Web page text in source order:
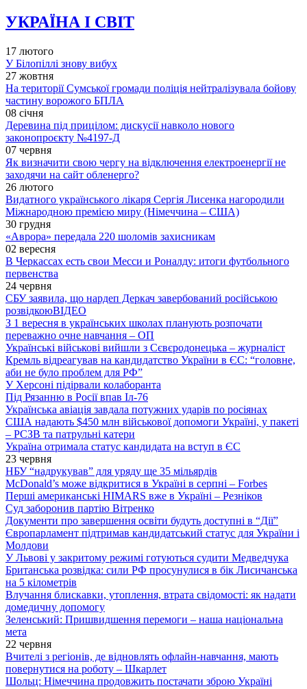
УКРАЇНА І СВІТ
17 лютого
У Білопіллі знову вибух
27 жовтня
На території Сумської громади поліція нейтралізувала бойову
частину ворожого БПЛА
08 січня
Деревина під прицілом: дискусії навколо нового
законопроєкту №4197-Д
07 червня
Як визначити свою чергу на відключення електроенергії не
заходячи на сайт обленерго?
26 лютого
Видатного українського лікаря Сергія Лисенка нагородили
Міжнародною премією миру (Німеччина – США)
30 грудня
«Аврора» передала 220 шоломів захисникам
02 вересня
В Черкассах есть свои Месси и Роналду: итоги футбольного
первенства
24 червня
СБУ заявила, що нардеп Деркач завербований російською
розвідкоюВІДЕО
З 1 вересня в українських школах планують розпочати
переважно очне навчання – ОП
Українські військові вийшли з Сєвєродонецька – журналіст
Кремль відреагував на кандидатство України в ЄС: “головне,
аби не було проблем для РФ”
У Херсоні підірвали колаборанта
Під Рязанню в Росії впав Іл-76
Українська авіація завдала потужних ударів по росіянах
США надають $450 млн військової допомоги Україні, у пакеті
– РСЗВ та патрульні катери
Україна отримала статус кандидата на вступ в ЄС
23 червня
НБУ “надрукував” для уряду ще 35 мільярдів
McDonald’s може відкритися в Україні в серпні – Forbes
Перші американські HIMARS вже в Україні – Резніков
Суд заборонив партію Вітренко
Документи про завершення освіти будуть доступні в “Дії”
Європарламент підтримав кандидатський статус для України і
Молдови
У Львові у закритому режимі готуються судити Медведчука
Британська розвідка: сили РФ просунулися в бік Лисичанська
на 5 кілометрів
Влучання блискавки, утоплення, втрата свідомості: як надати
домедичну допомогу
Зеленський: Пришвидшення перемоги – наша національна
мета
22 червня
Вчителі з регіонів, де відновлять офлайн-навчання, мають
повернутися на роботу – Шкарлет
Шольц: Німеччина продовжить постачати зброю Україні